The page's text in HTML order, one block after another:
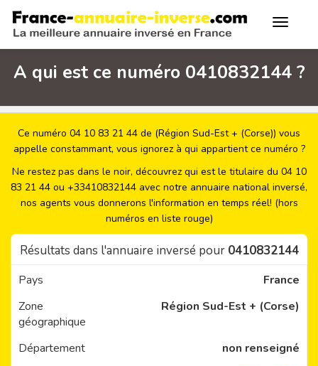
A qui est ce numéro 0410832144 ?
Ce numéro 04 10 83 21 44 de (Région Sud-Est + (Corse)) vous
appelle constammant, vous ignorez à qui appartient ce numéro ?
Ne restez pas dans le noir, découvrez qui est le titulaire du 04 10
83 21 44 ou +33410832144 avec notre annuaire national inversé,
nos agents vous donnerons l'information en temps réel! (hors
numéros en liste rouge)
Résultats dans l'annuaire inversé pour 0410832144
Pays
France
Zone
géographique
Région Sud-Est + (Corse)
Département
non renseigné